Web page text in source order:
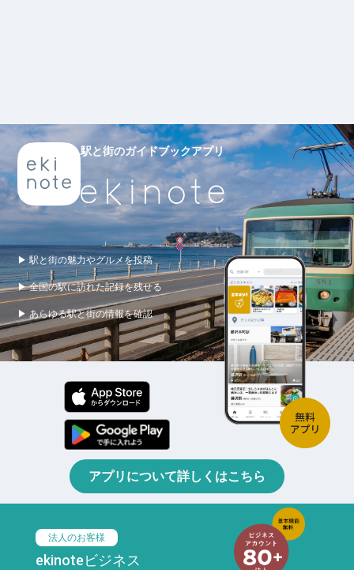
駅と街のガイドブックアプリ
▶ 駅と街の魅力やグルメを投稿
▶ 全国の駅に訪れた記録を残せる
▶ あらゆる駅と街の情報を確認
アプリについて詳しくはこちら
法人のお客様
ekinoteビジネス